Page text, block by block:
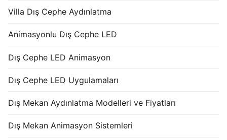
Villa Dış Cephe Aydınlatma
Animasyonlu Dış Cephe LED
Dış Cephe LED Animasyon
Dış Cephe LED Uygulamaları
Dış Mekan Aydınlatma Modelleri ve Fiyatları
Dış Mekan Animasyon Sistemleri